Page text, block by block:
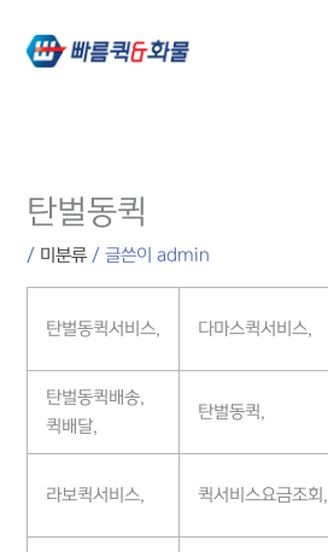
건너뛰기
탄벌동퀵
/ 미분류 / 글쓴이admin
탄벌동퀵서비스, 다마스퀵서비스,
탄벌동퀵배송,
퀵배달,
탄벌동퀵,
라보퀵서비스, 퀵서비스요금조회,